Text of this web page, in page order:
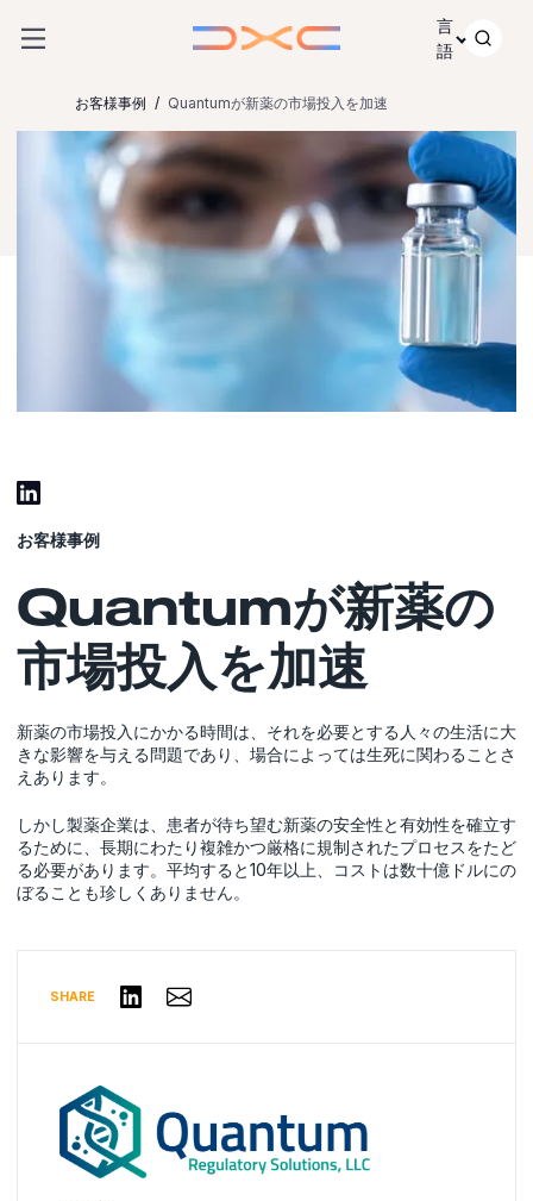
言
語
お客様事例 Quantumが新薬の市場投入を加速
SHARE リンクトインで共有する
Share via Email
お客様事例
Quantumが新薬の
市場投入を加速
新薬の市場投入にかかる時間は、それを必要とする人々の生活に大
きな影響を与える問題であり、場合によっては生死に関わることさ
えあります。
しかし製薬企業は、患者が待ち望む新薬の安全性と有効性を確立す
るために、長期にわたり複雑かつ厳格に規制されたプロセスをたど
る必要があります。平均すると10年以上、コストは数十億ドルにの
ぼることも珍しくありません。